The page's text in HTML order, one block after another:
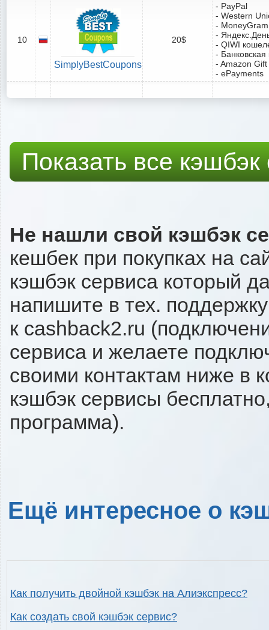
10
SimplyBestCoupons
20$
- PayPal
- Western
- MoneyGram
-
- QIWI
-
- Amazon
- ePayments
Показать все
Не нашли свой кэшбэк
кешбек при покупках на
кэшбэк сервиса который
напишите в тех.
к cashback2.ru
сервиса и желаете
своими контактам ниже в
кэшбэк сервисы
программа).
Ещё интересное о
Как получить двойной кэшбэк на Алиэкспресс?
Как создать свой кэшбэк сервис?